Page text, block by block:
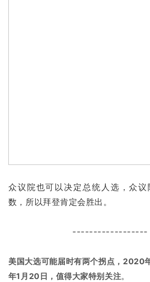
众议院也可以决定总统人选，众议
数，所以拜登肯定会胜出。
------------------
美国大选可能届时有两个拐点，2020
年1月20日，值得大家特别关注。